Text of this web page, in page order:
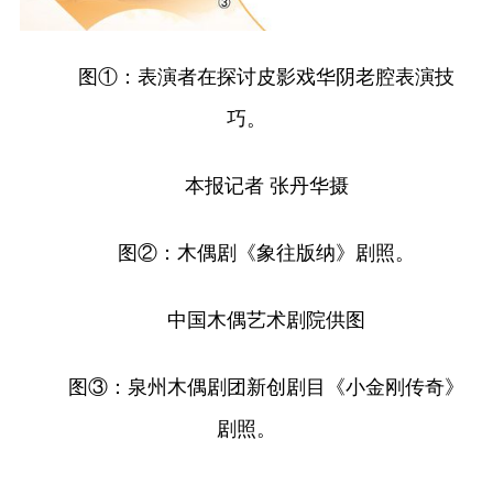
图①：表演者在探讨皮影戏华阴老腔表演技
巧。
本报记者 张丹华摄
图②：木偶剧《象往版纳》剧照。
中国木偶艺术剧院供图
图③：泉州木偶剧团新创剧目《小金刚传奇》
剧照。